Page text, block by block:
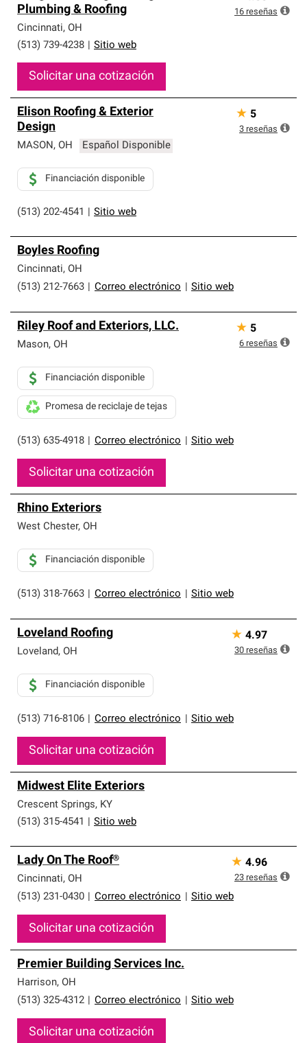
Plumbing & Roofing
Cincinnati, OH
(513) 739-4238
Sitio web
Solicitar una cotización
16 reseñas
Elison Roofing & Exterior
Design
MASON, OH Español Disponible
(513) 202-4541 Sitio web
Financiación disponible
★ 5
3 reseñas
Boyles Roofing
Cincinnati, OH
(513) 212-7663
Correo electrónico Sitio web
Riley Roof and Exteriors, LLC.
Mason, OH
(513) 635-4918 Correo electrónico Sitio web
Financiación disponible
Promesa de reciclaje de tejas
Solicitar una cotización
★ 5
6 reseñas
Rhino Exteriors
West Chester, OH
(513) 318-7663 Correo electrónico Sitio web
Financiación disponible
Loveland Roofing
Loveland, OH
(513) 716-8106 Correo electrónico Sitio web
Financiación disponible
Solicitar una cotización
★ 4.97
30 reseñas
Midwest Elite Exteriors
Crescent Springs, KY
(513) 315-4541
Sitio web
Lady On The Roof®
Cincinnati, OH
(513) 231-0430
Correo electrónico Sitio web
Solicitar una cotización
★ 4.96
23 reseñas
Premier Building Services Inc.
Harrison, OH
(513) 325-4312
Correo electrónico Sitio web
Solicitar una cotización